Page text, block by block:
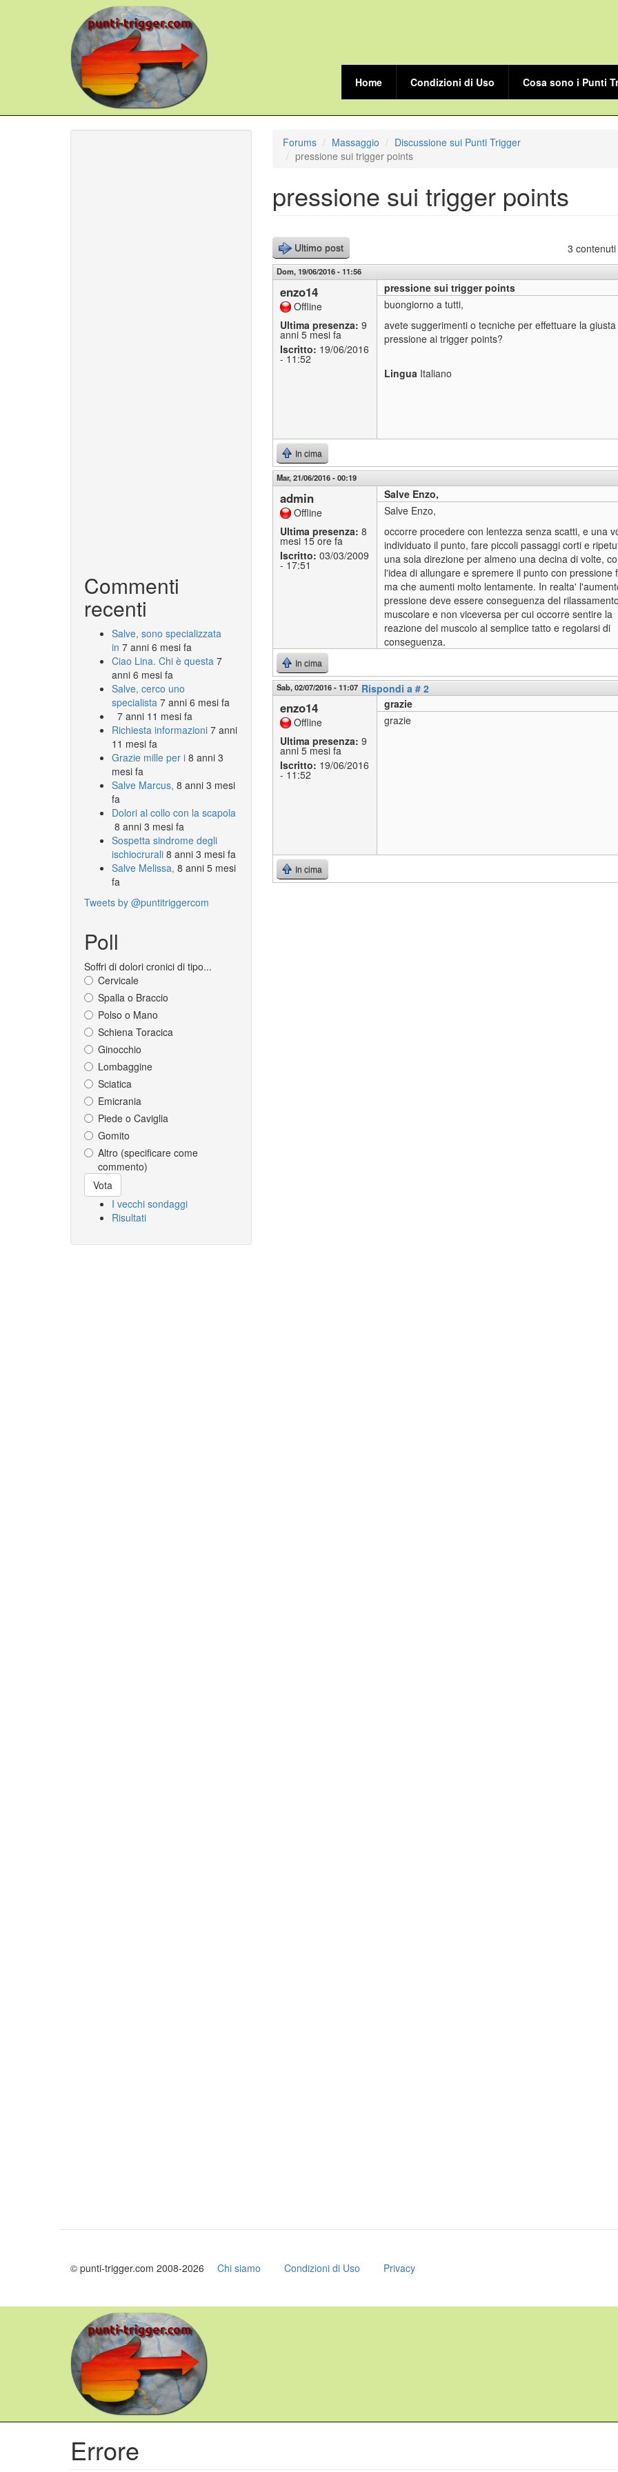
Home Condizioni di Uso Cosa sono i Punti
Commenti
recenti
Salve, sono specializzata
in 7 anni 6 mesi fa
Ciao Lina. Chi è questa 7
anni 6 mesi fa
Salve, cerco uno
specialista 7 anni 6 mesi fa
7 anni 11 mesi fa
Richiesta informazioni 7 anni
11 mesi fa
Grazie mille per i 8 anni 3
mesi fa
Salve Marcus, 8 anni 3 mesi
fa
Dolori al collo con la scapola
8 anni 3 mesi fa
Sospetta sindrome degli
ischiocrurali 8 anni 3 mesi fa
Salve Melissa, 8 anni 5 mesi
fa
Tweets by @puntitriggercom
Poll
Soffri di dolori cronici di tipo...
Cervicale
Spalla o Braccio
Polso o Mano
Schiena Toracica
Ginocchio
Lombaggine
Sciatica
Emicrania
Piede o Caviglia
Gomito
Altro (specificare come
commento)
Scelte
Vota
I vecchi sondaggi
Risultati
Forums Massaggio
Discussione sui Punti Trigger
pressione sui trigger points
pressione sui trigger points
3
Ultimo post
Dom, 19/06/2016 - 11:56
enzo14
Offline
Ultima presenza: 9
anni 5 mesi fa
Iscritto: 19/06/2016
- 11:52
pressione sui trigger points
buongiorno a tutti,
avete suggerimenti o tecniche per effettuare la giusta
pressione ai trigger points?
Lingua Italiano
In cima
Mar, 21/06/2016 - 00:19
admin
Offline
Ultima presenza: 8
mesi 15 ore fa
Iscritto: 03/03/2009
- 17:51
Salve Enzo,
Salve Enzo,
occorre procedere con lentezza senza scatti, e una
individuato il punto, fare piccoli passaggi corti e
una sola direzione per almeno una decina di volte,
l'idea di allungare e spremere il punto con pressione
ma che aumenti molto lentamente. In realta'
pressione deve essere conseguenza del
muscolare e non viceversa per cui occorre sentire la
reazione del muscolo al semplice tatto e regolarsi di
conseguenza.
In cima
Sab, 02/07/2016 - 11:07 Rispondi a # 2
enzo14
Offline
Ultima presenza: 9
anni 5 mesi fa
Iscritto: 19/06/2016
- 11:52
grazie
grazie
In cima
© punti-trigger.com 2008-2026 Chi siamo Condizioni di Uso Privacy
Errore